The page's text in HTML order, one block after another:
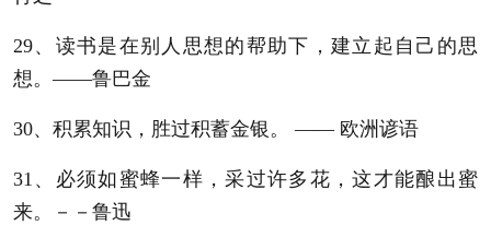
29、读书是在别人思想的帮助下，建立起自己的思
想。——鲁巴金
30、积累知识，胜过积蓄金银。 —— 欧洲谚语
31、必须如蜜蜂一样，采过许多花，这才能酿出蜜
来。－－鲁迅